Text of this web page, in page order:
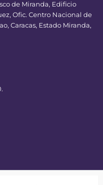
de Miranda, Edificio
Ofic. Centro Nacional de
Caracas, Estado Miranda,